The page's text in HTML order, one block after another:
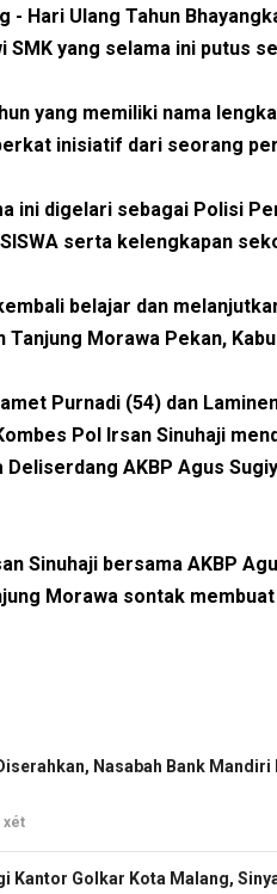
- Hari Ulang Tahun
SMK yang selama ini putus
yang memiliki nama
inisiatif dari seorang
ini digelari sebagai Polisi
serta kelengkapan
belajar dan
Tanjung Morawa Pekan,
Purnadi (54) dan
Pol Irsan Sinuhaji
AKBP Agus
Sinuhaji bersama AKBP
Morawa sontak
Nasabah Bank
xét
Kantor Golkar Kota Malang,